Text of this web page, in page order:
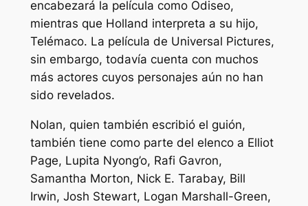
encabezará la película como Odiseo,
mientras que Holland interpreta a su hijo,
Telémaco. La película de Universal Pictures,
sin embargo, todavía cuenta con muchos
más actores cuyos personajes aún no han
sido revelados.
Nolan, quien también escribió el guión,
también tiene como parte del elenco a Elliot
Page, Lupita Nyong’o, Rafi Gavron,
Samantha Morton, Nick E. Tarabay, Bill
Irwin, Josh Stewart, Logan Marshall-Green,